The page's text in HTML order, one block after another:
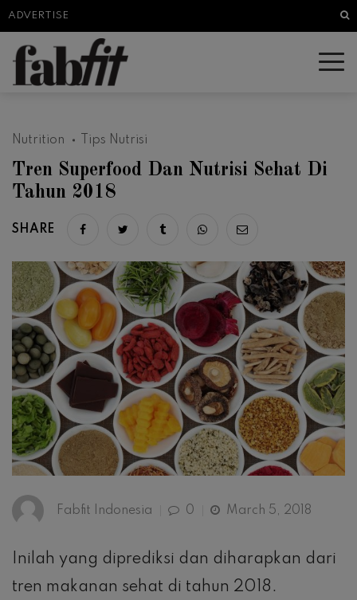
ADVERTISE
Nutrition Tips Nutrisi
Tren Superfood Dan Nutrisi Sehat Di
Tahun 2018
SHARE Share on facebook
Share on twitter
Share on tumblr
Share via whatsapp
Share via email
Fabfit Indonesia 0 March 5, 2018
Inilah yang diprediksi dan diharapkan dari
tren makanan sehat di tahun 2018.